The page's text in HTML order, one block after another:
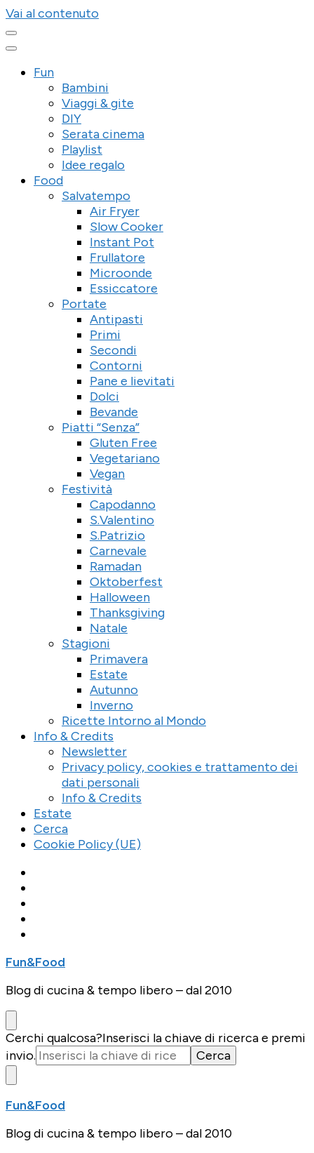
Vai al contenuto
Fun
Bambini
Viaggi & gite
DIY
Serata cinema
Playlist
Idee regalo
Food
Salvatempo
Air Fryer
Slow Cooker
Instant Pot
Frullatore
Microonde
Essiccatore
Portate
Antipasti
Primi
Secondi
Contorni
Pane e lievitati
Dolci
Bevande
Piatti “Senza”
Gluten Free
Vegetariano
Vegan
Festività
Capodanno
S.Valentino
S.Patrizio
Carnevale
Ramadan
Oktoberfest
Halloween
Thanksgiving
Natale
Stagioni
Primavera
Estate
Autunno
Inverno
Ricette Intorno al Mondo
Info & Credits
Newsletter
Privacy policy, cookies e trattamento dei
dati personali
Info & Credits
Estate
Cerca
Cookie Policy (UE)
Fun&Food
Blog di cucina & tempo libero – dal 2010
Cerchi qualcosa?Inserisci la chiave di ricerca e premi
invio.
Fun&Food
Blog di cucina & tempo libero – dal 2010